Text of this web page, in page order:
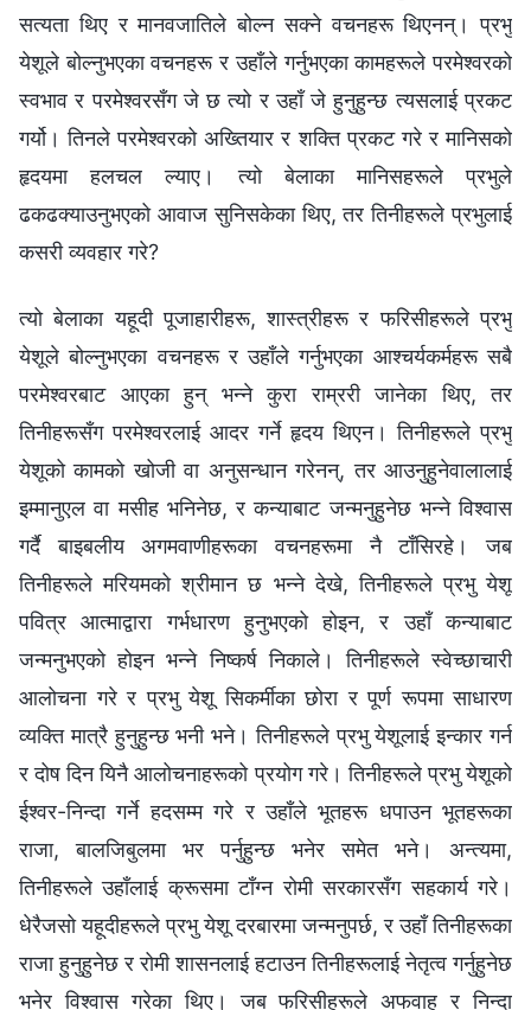
सत्यता थिए र मानवजातिले बोल्‍न सक्‍ने वचनहरू थिएनन्। प्रभु
येशूले बोल्‍नुभएका वचनहरू र उहाँले गर्नुभएका कामहरूले परमेश्‍वरको
स्वभाव र परमेश्‍वरसँग जे छ त्यो र उहाँ जे हुनुहुन्छ त्यसलाई प्रकट
गर्यो। तिनले परमेश्‍वरको अख्‍तियार र शक्ति प्रकट गरे र मानिसको
हृदयमा हलचल ल्याए। त्यो बेलाका मानिसहरूले प्रभुले
ढकढक्याउनुभएको आवाज सुनिसकेका थिए, तर तिनीहरूले प्रभुलाई
कसरी व्यवहार गरे?
त्यो बेलाका यहूदी पूजाहारीहरू, शास्‍त्रीहरू र फरिसीहरूले प्रभु
येशूले बोल्‍नुभएका वचनहरू र उहाँले गर्नुभएका आश्‍चर्यकर्महरू सबै
परमेश्‍वरबाट आएका हुन् भन्‍ने कुरा राम्ररी जानेका थिए, तर
तिनीहरूसँग परमेश्‍वरलाई आदर गर्ने हृदय थिएन। तिनीहरूले प्रभु
येशूको कामको खोजी वा अनुसन्धान गरेनन्, तर आउनुहुनेवालालाई
इम्‍मानुएल वा मसीह भनिनेछ, र कन्याबाट जन्‍मनुहुनेछ भन्‍ने विश्‍वास
गर्दै बाइबलीय अगमवाणीहरूका वचनहरूमा नै टाँसिरहे। जब
तिनीहरूले मरियमको श्रीमान छ भन्‍ने देखे, तिनीहरूले प्रभु येशू
पवित्र आत्माद्वारा गर्भधारण हुनुभएको होइन, र उहाँ कन्याबाट
जन्‍मनुभएको होइन भन्‍ने निष्कर्ष निकाले। तिनीहरूले स्वेच्‍छाचारी
आलोचना गरे र प्रभु येशू सिकर्मीका छोरा र पूर्ण रूपमा साधारण
व्यक्ति मात्रै हुनुहुन्छ भनी भने। तिनीहरूले प्रभु येशूलाई इन्कार गर्न
र दोष दिन यिनै आलोचनाहरूको प्रयोग गरे। तिनीहरूले प्रभु येशूको
ईश्‍वर-निन्दा गर्ने हदसम्‍म गरे र उहाँले भूतहरू धपाउन भूतहरूका
राजा, बालजिबुलमा भर पर्नुहुन्छ भनेर समेत भने। अन्त्यमा,
तिनीहरूले उहाँलाई क्रूसमा टाँग्‍न रोमी सरकारसँग सहकार्य गरे।
धेरैजसो यहूदीहरूले प्रभु येशू दरबारमा जन्‍मनुपर्छ, र उहाँ तिनीहरूका
राजा हुनुहुनेछ र रोमी शासनलाई हटाउन तिनीहरूलाई नेतृत्व गर्नुहुनेछ
भनेर विश्‍वास गरेका थिए। जब फरिसीहरूले अफवाह र निन्दा